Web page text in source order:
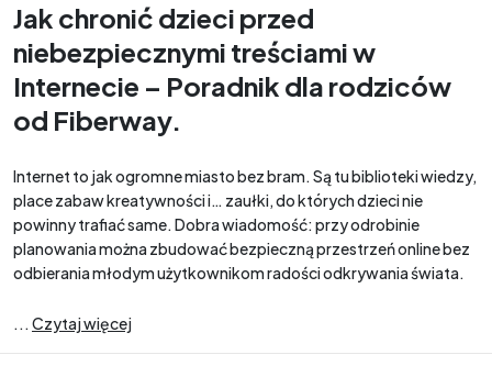
Jak chronić dzieci przed
niebezpiecznymi treściami w
Internecie – Poradnik dla rodziców
od Fiberway.
Internet to jak ogromne miasto bez bram. Są tu biblioteki wiedzy,
place zabaw kreatywności i… zaułki, do których dzieci nie
powinny trafiać same. Dobra wiadomość: przy odrobinie
planowania można zbudować bezpieczną przestrzeń online bez
odbierania młodym użytkownikom radości odkrywania świata.
... Czytaj więcej